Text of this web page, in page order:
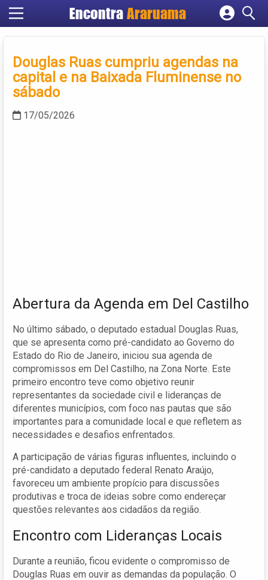
EncontraAraruama
Cadastrar empresa
Criar conta
Douglas Ruas cumpriu agendas na
capital e na Baixada Fluminense no
sábado
17/05/2026
Abertura da Agenda em Del Castilho
No último sábado, o deputado estadual Douglas Ruas,
que se apresenta como pré-candidato ao Governo do
Estado do Rio de Janeiro, iniciou sua agenda de
compromissos em Del Castilho, na Zona Norte. Este
primeiro encontro teve como objetivo reunir
representantes da sociedade civil e lideranças de
diferentes municípios, com foco nas pautas que são
importantes para a comunidade local e que refletem as
necessidades e desafios enfrentados.
A participação de várias figuras influentes, incluindo o
pré-candidato a deputado federal Renato Araújo,
favoreceu um ambiente propício para discussões
produtivas e troca de ideias sobre como endereçar
questões relevantes aos cidadãos da região.
Encontro com Lideranças Locais
Durante a reunião, ficou evidente o compromisso de
Douglas Ruas em ouvir as demandas da população. O